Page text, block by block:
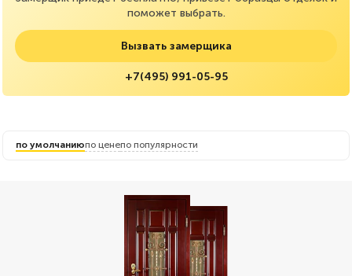
поможет выбрать.
Вызвать замерщика
+7(495) 991-05-95
по умолчаниюпо ценепо популярности